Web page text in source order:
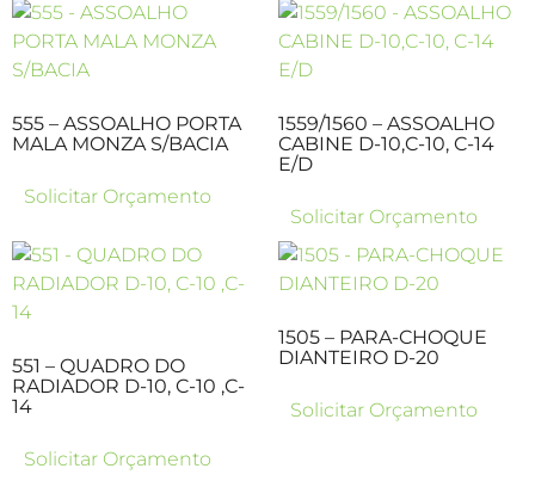
555 – ASSOALHO PORTA
MALA MONZA S/BACIA
Solicitar Orçamento
1559/1560 – ASSOALHO
CABINE D-10,C-10, C-14
E/D
Solicitar Orçamento
551 – QUADRO DO
RADIADOR D-10, C-10 ,C-
14
Solicitar Orçamento
1505 – PARA-CHOQUE
DIANTEIRO D-20
Solicitar Orçamento